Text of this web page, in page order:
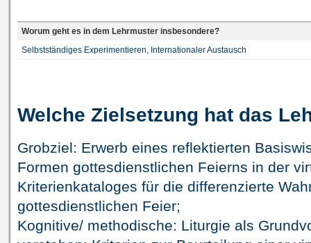
Worum geht es in dem Lehrmuster insbesondere?
Selbstständiges Experimentieren, Internationaler Austausch
Welche Zielsetzung hat das
Grobziel: Erwerb eines reflektierten
Formen gottesdienstlichen Feierns in der
Kriterienkataloges für die differenzierte
gottesdienstlichen Feier;
Kognitive/ methodische: Liturgie als